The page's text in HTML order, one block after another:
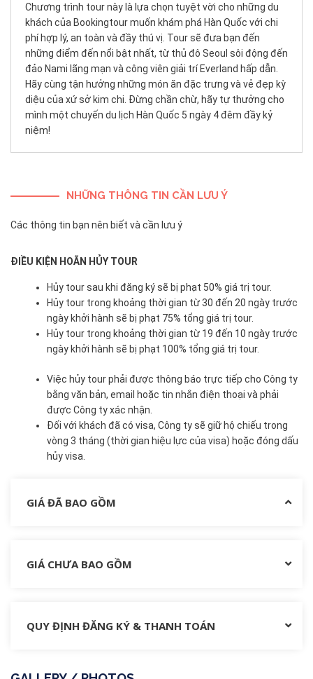
Chương trình tour này là lựa chọn tuyệt vời cho những du
khách của Bookingtour muốn khám phá Hàn Quốc với chi
phí hợp lý, an toàn và đầy thú vị. Tour sẽ đưa bạn đến
những điểm đến nổi bật nhất, từ thủ đô Seoul sôi động đến
đảo Nami lãng mạn và công viên giải trí Everland hấp dẫn.
Hãy cùng tận hưởng những món ăn đặc trưng và vẻ đẹp kỳ
diệu của xứ sở kim chi. Đừng chần chừ, hãy tự thưởng cho
mình một chuyến du lịch Hàn Quốc 5 ngày 4 đêm đầy kỷ
niệm!
NHỮNG THÔNG TIN CẦN LƯU Ý
Các thông tin bạn nên biết và cần lưu ý
ĐIỀU KIỆN HOÃN HỦY TOUR
Hủy tour sau khi đăng ký sẽ bị phạt 50% giá trị tour.
Hủy tour trong khoảng thời gian từ 30 đến 20 ngày trước
ngày khởi hành sẽ bị phạt 75% tổng giá trị tour.
Hủy tour trong khoảng thời gian từ 19 đến 10 ngày trước
ngày khởi hành sẽ bị phạt 100% tổng giá trị tour.
Việc hủy tour phải được thông báo trực tiếp cho Công ty
bằng văn bản, email hoặc tin nhắn điện thoại và phải
được Công ty xác nhận.
Đối với khách đã có visa, Công ty sẽ giữ hộ chiếu trong
vòng 3 tháng (thời gian hiệu lực của visa) hoặc đóng dấu
hủy visa.
GIÁ ĐÃ BAO GỒM
GIÁ CHƯA BAO GỒM
QUY ĐỊNH ĐĂNG KÝ & THANH TOÁN